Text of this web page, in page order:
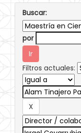
Buscar:
por
Filtros actuales: